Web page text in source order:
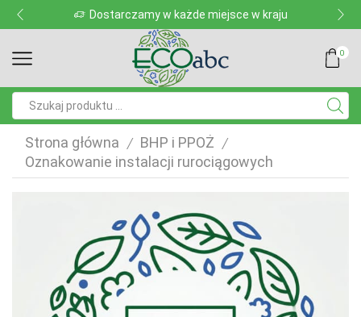
Dostarczamy w każde miejsce w kraju
0
Strona główna / BHP i PPOŻ /
Oznakowanie instalacji rurociągowych